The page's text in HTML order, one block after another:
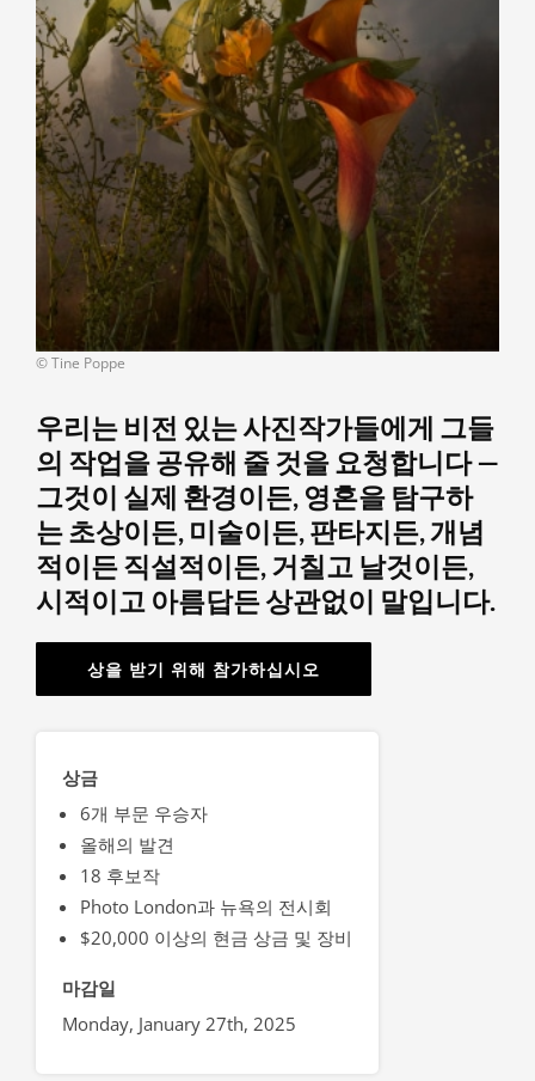
© Tine Poppe
우리는 비전 있는 사진작가들에게 그들
의 작업을 공유해 줄 것을 요청합니다 —
그것이 실제 환경이든, 영혼을 탐구하
는 초상이든, 미술이든, 판타지든, 개념
적이든 직설적이든, 거칠고 날것이든,
시적이고 아름답든 상관없이 말입니다.
상을 받기 위해 참가하십시오
상금
6개 부문 우승자
올해의 발견
18 후보작
Photo London과 뉴욕의 전시회
$20,000 이상의 현금 상금 및 장비
마감일
Monday, January 27th, 2025